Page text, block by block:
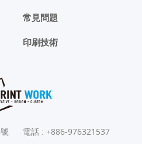
常見問題
印刷技術
電話 : +886-976321537